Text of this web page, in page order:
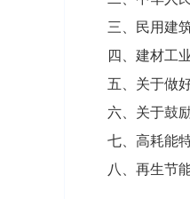
三、民用建
四、建材工
五、关于做
六、关于鼓
七、高耗能
八、再生节